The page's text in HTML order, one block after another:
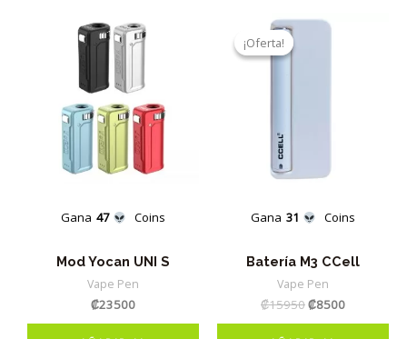
Gana 47 Coins
Mod Yocan UNI S
Vape Pen
₡23500
¡Oferta!
Gana 31 Coins
¡Oferta!
Batería M3 CCell
Vape Pen
₡15950El
original
₡8500El